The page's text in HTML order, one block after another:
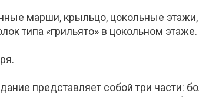
марши, крыльцо, цокольные
типа «грильято» в цокольном этаже.
представляет собой три части: